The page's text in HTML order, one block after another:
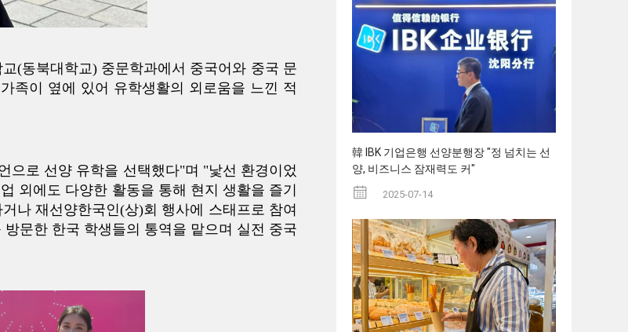
(동북대학교) 중문학과에서 중국어와 중국 문
족이 옆에 있어 유학생활의 외로움을 느낀 적
으로 선양 유학을 선택했다"며 "낯선 환경이었
외에도 다양한 활동을 통해 현지 생활을 즐기
나 재선양한국인(상)회 행사에 스태프로 참여
문한 한국 학생들의 통역을 맡으며 실전 중국
韓 IBK 기업은행 선양분행장 "정 넘치는 선
양, 비즈니스 잠재력도 커"
2025-07-14